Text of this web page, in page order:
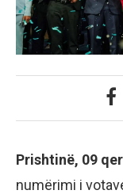
Prishtinë, 09
numërimi i